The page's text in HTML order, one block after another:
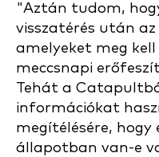
"Aztán tudom,
visszatérés után
amelyeket meg
meccsnapi
Tehát a
információkat
megítélésére, hogy
állapotban van-e